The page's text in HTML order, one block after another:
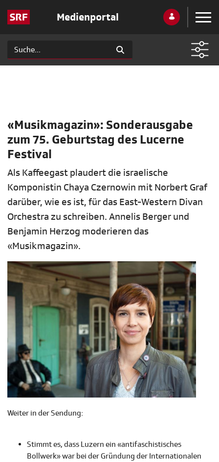
Medienportal
«Musikmagazin»: Sonderausgabe
zum 75. Geburtstag des Lucerne
Festival
Als Kaffeegast plaudert die israelische
Komponistin Chaya Czernowin mit Norbert Graf
darüber, wie es ist, für das East-Western Divan
Orchestra zu schreiben. Annelis Berger und
Benjamin Herzog moderieren das
«Musikmagazin».
Weiter in der Sendung:
Stimmt es, dass Luzern ein «antifaschistisches
Bollwerk» war bei der Gründung der Internationalen